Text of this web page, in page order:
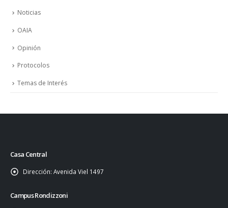
Noticias
OAIA
Opinión
Protocolos
Temas de Interés
Casa Central
Dirección: Avenida Viel 1497
Campus Rondizzoni